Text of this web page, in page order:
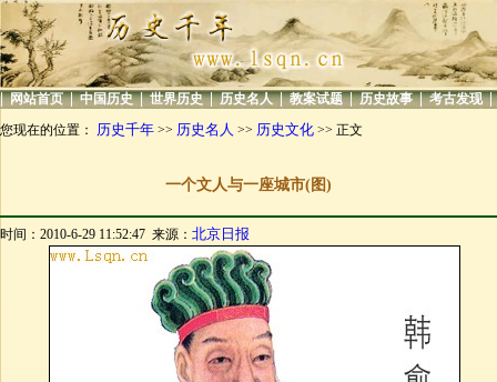
| 网站首页 | 中国历史 | 世界历史 | 历史名人 | 教案试题 | 历史故事 | 考古发现 |
您现在的位置： 历史千年 >> 历史名人 >> 历史文化 >> 正文
一个文人与一座城市(图)
时间：2010-6-29 11:52:47 来源： 北京日报